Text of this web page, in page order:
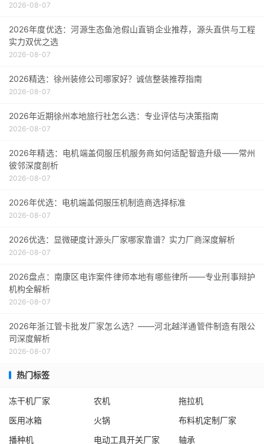
2026-08-07
2026年度优选：河源生态鱼池假山直销企业推荐，源头直供与工程
实力双优之选
2026-08-07
2026精选：徐州装修公司哪家好？诚信整装推荐指南
2026-08-07
2026年近期徐州本地旅行社怎么选：专业评估与决策指南
2026-08-07
2026年精选：电机端盖伺服压机服务商如何适配智造升级——常州
彼邻深度剖析
2026-08-07
2026年优选：电机端盖伺服压机制造商选择标准
2026-08-07
2026优选：显微硬度计源头厂家哪家靠谱？实力厂商深度解析
2026-08-07
2026盘点：南康区电诈案件律师本地有哪些律所——专业刑事辩护
机构全解析
2026-08-07
2026年浙江管卡批发厂家怎么选？——河北越洋通管件制造有限公
司深度解析
2026-08-07
热门标签
冻干机厂家 农机
拖拉机
医用冰箱
火锅
布料机定制厂家
播种机
电动工具开关厂家 轴承